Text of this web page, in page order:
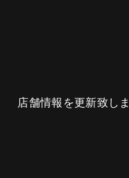
店舗情報を更新致しま